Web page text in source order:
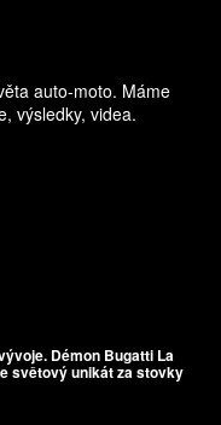
auto-moto. Máme
výsledky, videa.
Démon Bugatti La
světový unikát za stovky